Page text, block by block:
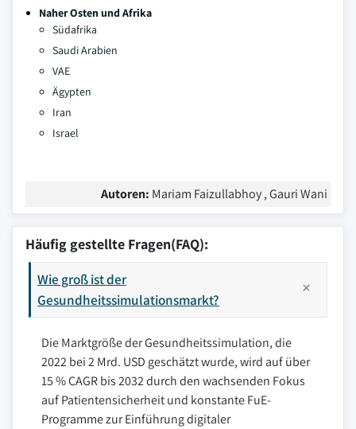
Naher Osten und Afrika
Südafrika
Saudi Arabien
VAE
Ägypten
Iran
Israel
Autoren: Mariam Faizullabhoy , Gauri Wani
Häufig gestellte Fragen(FAQ):
Wie groß ist der
Gesundheitssimulationsmarkt?
Die Marktgröße der Gesundheitssimulation, die
2022 bei 2 Mrd. USD geschätzt wurde, wird auf über
15 % CAGR bis 2032 durch den wachsenden Fokus
auf Patientensicherheit und konstante FuE-
Programme zur Einführung digitaler